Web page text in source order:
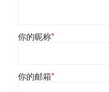
你的昵称*
你的邮箱*